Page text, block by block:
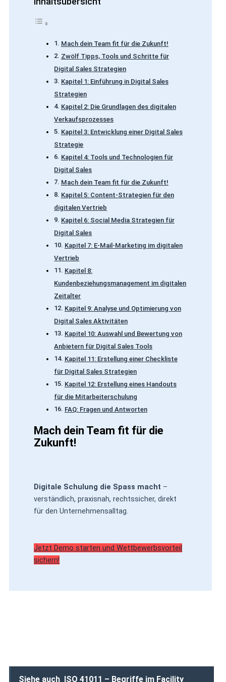
Mach dein Team fit für die Zukunft!
Zwölf Tipps, Tools und Schritte für
Digital Sales Strategien
Kapitel 1: Einführung in Digital Sales
Strategien
Kapitel 2: Die Grundlagen des digitalen
Verkaufsprozesses
Kapitel 3: Entwicklung einer Digital Sales
Strategie
Kapitel 4: Tools und Technologien für
Digital Sales
Mach dein Team fit für die Zukunft!
Kapitel 5: Content-Strategien für den
digitalen Vertrieb
Kapitel 6: Social Media Strategien für
Digital Sales
Kapitel 7: E-Mail-Marketing im digitalen
Vertrieb
Kapitel 8:
Kundenbeziehungsmanagement im digitalen
Zeitalter
Kapitel 9: Analyse und Optimierung von
Digital Sales Aktivitäten
Kapitel 10: Auswahl und Bewertung von
Anbietern für Digital Sales Tools
Kapitel 11: Erstellung einer Checkliste
für Digital Sales Strategien
Kapitel 12: Erstellung eines Handouts
für die Mitarbeiterschulung
FAQ: Fragen und Antworten
Mach dein Team fit für die
Zukunft!
Digitale Schulung die Spass macht –
verständlich, praxisnah, rechtssicher, direkt
für den Unternehmensalltag.
Jetzt Demo starten und Wettbewerbsvorteil
sichern!
Siehe auch ISO 41011 – Begriffe im Facility